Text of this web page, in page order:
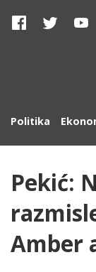
Politika
Pekić:
Amber